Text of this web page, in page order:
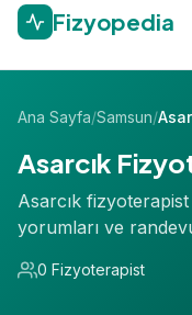
Fizyopedia
Ana Sayfa/Samsun/
Asarcık
Asarcık
yorumları ve
0 Fizyoterapist